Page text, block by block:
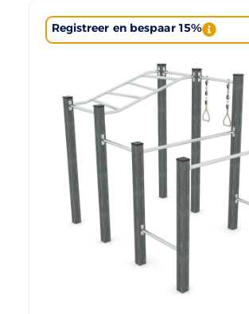
Registreer en bespaar 15%